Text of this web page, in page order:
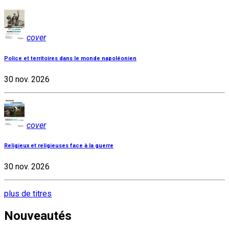
cover
Police et territoires dans le monde napoléonien
30 nov. 2026
cover
Religieux et religieuses face à la guerre
30 nov. 2026
plus de titres
Nouveautés